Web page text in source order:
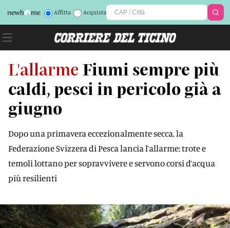
Affitta Acquista
L'allarme Fiumi sempre più
caldi, pesci in pericolo già a
giugno
Dopo una primavera eccezionalmente secca, la
Federazione Svizzera di Pesca lancia l’allarme: trote e
temoli lottano per sopravvivere e servono corsi d’acqua
più resilienti